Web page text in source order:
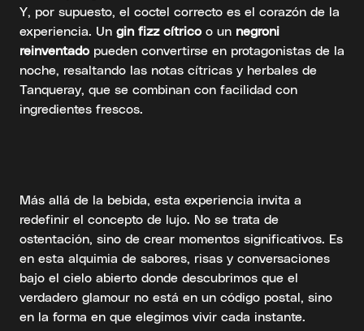
Y, por supuesto, el coctel correcto es el corazón de la
experiencia. Un gin fizz cítrico o un negroni
reinventado pueden convertirse en protagonistas de la
noche, resaltando las notas cítricas y herbales de
Tanqueray, que se combinan con facilidad con
ingredientes frescos.
Más allá de la bebida, esta experiencia invita a
redefinir el concepto de lujo. No se trata de
ostentación, sino de crear momentos significativos. Es
en esta alquimia de sabores, risas y conversaciones
bajo el cielo abierto donde descubrimos que el
verdadero glamour no está en un código postal, sino
en la forma en que elegimos vivir cada instante.